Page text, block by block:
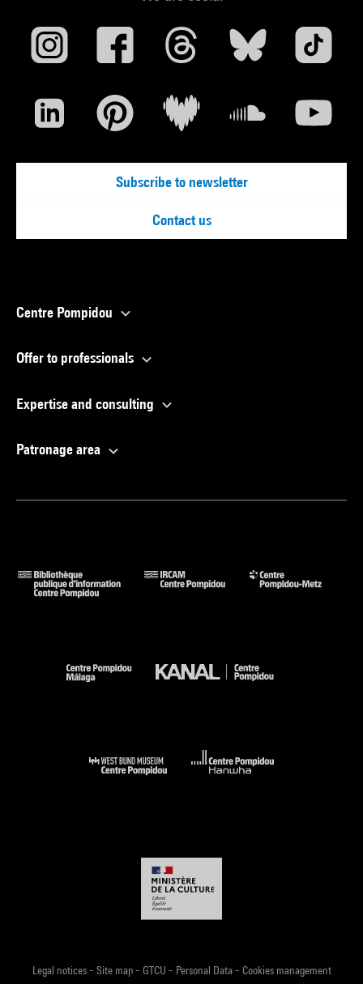
Subscribe to newsletter
Contact us
Centre Pompidou
Offer to professionals
Expertise and consulting
Patronage area
Legal notices- Site map- GTCU - Personal Data- Cookies management